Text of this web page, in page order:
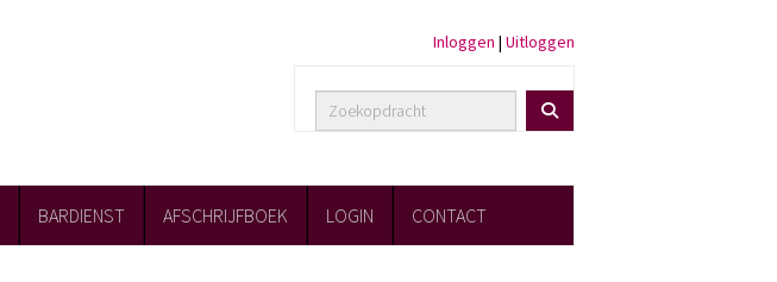
Inloggen | Uitloggen
BARDIENST AFSCHRIJFBOEK LOGIN CONTACT